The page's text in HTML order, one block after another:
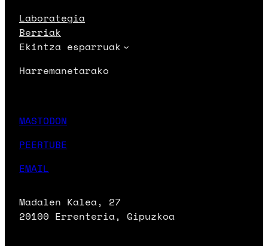
Laborategia
Berriak
Ekintza esparruak
Harremanetarako
MASTODON
PEERTUBE
EMAIL
Madalen Kalea, 27
20100 Errenteria, Gipuzkoa